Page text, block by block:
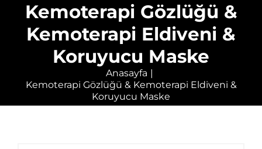
Anasayfa
Kurumsal
Ürünler
Basın & Medya
Kemoterapi Gözlüğü &
Kemoterapi Eldiveni &
Koruyucu Maske
Anasayfa
Kemoterapi Gözlüğü & Kemoterapi Eldiveni &
Koruyucu Maske